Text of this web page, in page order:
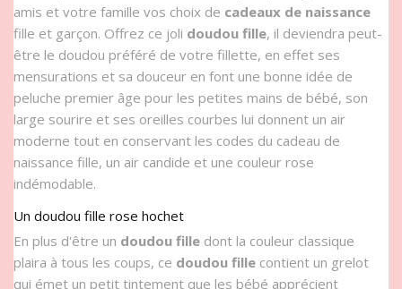
amis et votre famille vos choix de cadeaux de naissance
fille et garçon. Offrez ce joli doudou fille, il deviendra peut-
être le doudou préféré de votre fillette, en effet ses
mensurations et sa douceur en font une bonne idée de
peluche premier âge pour les petites mains de bébé, son
large sourire et ses oreilles courbes lui donnent un air
moderne tout en conservant les codes du cadeau de
naissance fille, un air candide et une couleur rose
indémodable.
Un doudou fille rose hochet
En plus d'être un doudou fille dont la couleur classique
plaira à tous les coups, ce doudou fille contient un grelot
qui émet un petit tintement que les bébé apprécient